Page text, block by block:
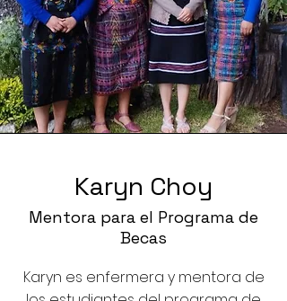
Karyn Choy
Mentora para el Programa de
Becas
Karyn es enfermera y mentora de